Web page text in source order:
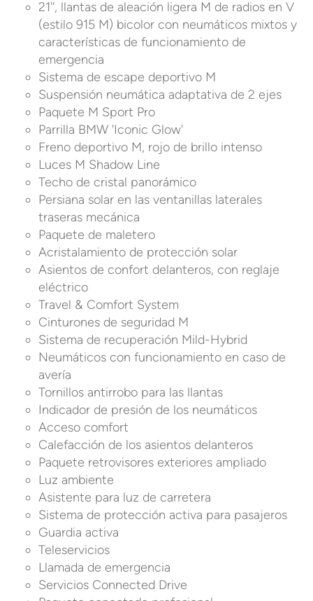
21'', llantas de aleación ligera M de radios en V
(estilo 915 M) bicolor con neumáticos mixtos y
características de funcionamiento de
emergencia
Sistema de escape deportivo M
Suspensión neumática adaptativa de 2 ejes
Paquete M Sport Pro
Parrilla BMW 'Iconic Glow'
Freno deportivo M, rojo de brillo intenso
Luces M Shadow Line
Techo de cristal panorámico
Persiana solar en las ventanillas laterales
traseras mecánica
Paquete de maletero
Acristalamiento de protección solar
Asientos de confort delanteros, con reglaje
eléctrico
Travel & Comfort System
Cinturones de seguridad M
Sistema de recuperación Mild-Hybrid
Neumáticos con funcionamiento en caso de
avería
Tornillos antirrobo para las llantas
Indicador de presión de los neumáticos
Acceso comfort
Calefacción de los asientos delanteros
Paquete retrovisores exteriores ampliado
Luz ambiente
Asistente para luz de carretera
Sistema de protección activa para pasajeros
Guardia activa
Teleservicios
Llamada de emergencia
Servicios Connected Drive